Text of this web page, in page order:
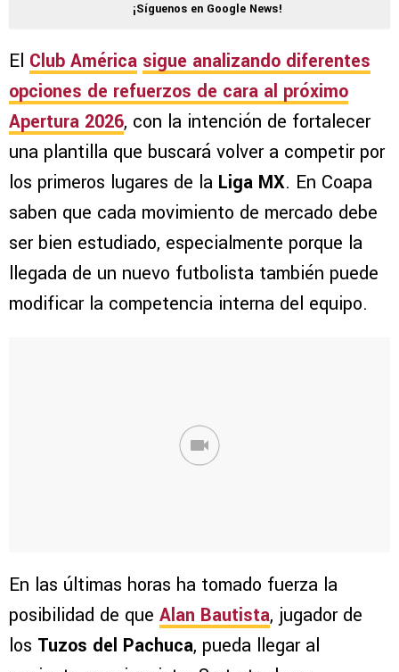
¡Síguenos en Google News!
El Club América sigue analizando diferentes
opciones de refuerzos de cara al próximo
Apertura 2026, con la intención de fortalecer
una plantilla que buscará volver a competir por
los primeros lugares de la Liga MX. En Coapa
saben que cada movimiento de mercado debe
ser bien estudiado, especialmente porque la
llegada de un nuevo futbolista también puede
modificar la competencia interna del equipo.
En las últimas horas ha tomado fuerza la
posibilidad de que Alan Bautista, jugador de
los Tuzos del Pachuca, pueda llegar al